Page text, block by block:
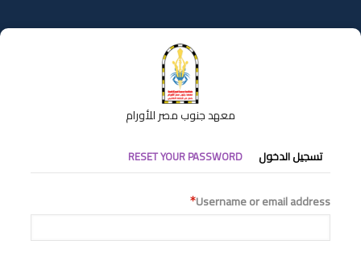
إلى
المحتوى
معهد جنوب مصر للأورام
التبويبات
الأساسية
تسجيل الدخول RESET YOUR PASSWORD
Username or email address